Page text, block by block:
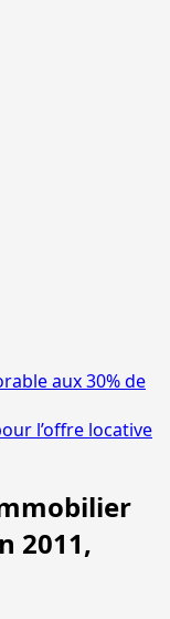
aux 30% de
l’offre locative
2011,